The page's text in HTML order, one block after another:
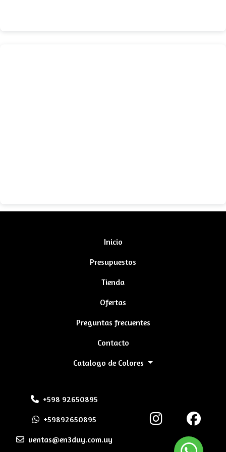
Inicio
Presupuestos
Tienda
Ofertas
Preguntas frecuentes
Contacto
Catalogo de Colores
+598 92650895
+59892650895
ventas@en3duy.com.uy